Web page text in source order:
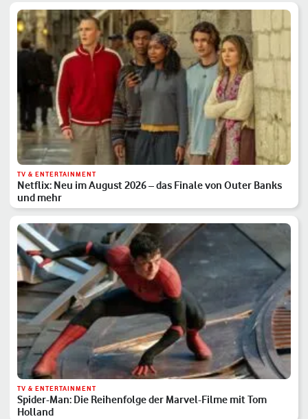
TV & ENTERTAINMENT
Netflix: Neu im August 2026 – das Finale von Outer Banks
und mehr
TV & ENTERTAINMENT
Spider-Man: Die Reihenfolge der Marvel-Filme mit Tom
Holland